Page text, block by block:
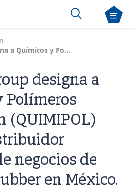
Dynasol Group designa a Químicos y Polímeros Corporation (QUIMIPOL) como el distribuidor exclusivo de negocios de Emulsion rubber en México.
designa a
Polímeros
(QUIMIPOL)
negocios de
en México.